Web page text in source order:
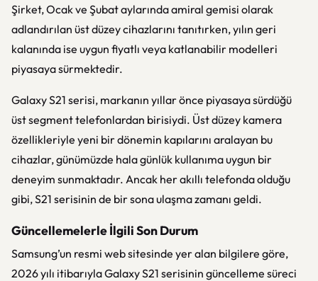
Şirket, Ocak ve Şubat aylarında amiral gemisi olarak
adlandırılan üst düzey cihazlarını tanıtırken, yılın geri
kalanında ise uygun fiyatlı veya katlanabilir modelleri
piyasaya sürmektedir.
Galaxy S21 serisi, markanın yıllar önce piyasaya sürdüğü
üst segment telefonlardan birisiydi. Üst düzey kamera
özellikleriyle yeni bir dönemin kapılarını aralayan bu
cihazlar, günümüzde hala günlük kullanıma uygun bir
deneyim sunmaktadır. Ancak her akıllı telefonda olduğu
gibi, S21 serisinin de bir sona ulaşma zamanı geldi.
Güncellemelerle İlgili Son Durum
Samsung’un resmi web sitesinde yer alan bilgilere göre,
2026 yılı itibarıyla Galaxy S21 serisinin güncelleme süreci